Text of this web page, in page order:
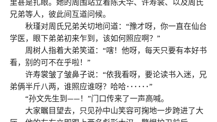
兄弟等人，彼此间互道问候。
秋瑾对周氏兄弟关切地问道：“豫才呀，你一直在仙台
学医，眼下弟弟初来乍到，该如何照应啊？”
周树人指着大弟笑道：“嗐！他呀，每天只要有本好书
看，别的可不在乎啦！”
许寿裳皱了皱鼻子说：“依我看呀，要论读书入迷，兄
弟俩半斤八两，谁照应谁呀？哈哈･･････”
“孙文先生到——！”门口传来了一声高喊。
大家瞩目望去，只见孙中山笑容可掬地一步跨进了大